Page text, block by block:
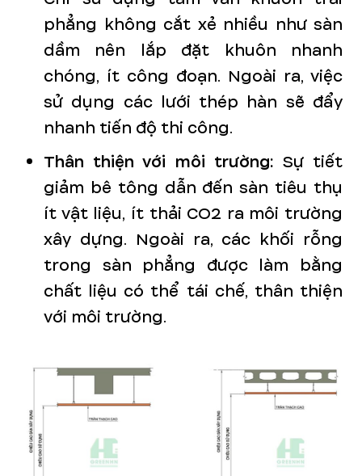
phẳng không cắt xẻ nhiều như sàn
dầm nên lắp đặt khuôn nhanh
chóng, ít công đoạn. Ngoài ra, việc
sử dụng các lưới thép hàn sẽ đẩy
nhanh tiến độ thi công.
Thân thiện với môi trường: Sự tiết
giảm bê tông dẫn đến sàn tiêu thụ
ít vật liệu, ít thải CO2 ra môi trường
xây dựng. Ngoài ra, các khối rỗng
trong sàn phẳng được làm bằng
chất liệu có thể tái chế, thân thiện
với môi trường.